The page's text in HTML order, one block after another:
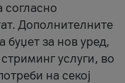
согласно
Дополнителните
буџет за нов уред,
услуги, во
на секој